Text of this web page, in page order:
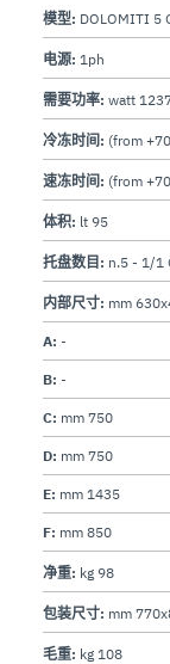
模型: DOLOMITI 5
电源: 1ph
需要功率: watt
冷冻时间: (from
速冻时间: (from
体积: lt 95
托盘数目: n.5 - 1/1
内部尺寸: mm
A: -
B: -
C: mm 750
D: mm 750
E: mm 1435
F: mm 850
净重: kg 98
包装尺寸: mm
毛重: kg 108